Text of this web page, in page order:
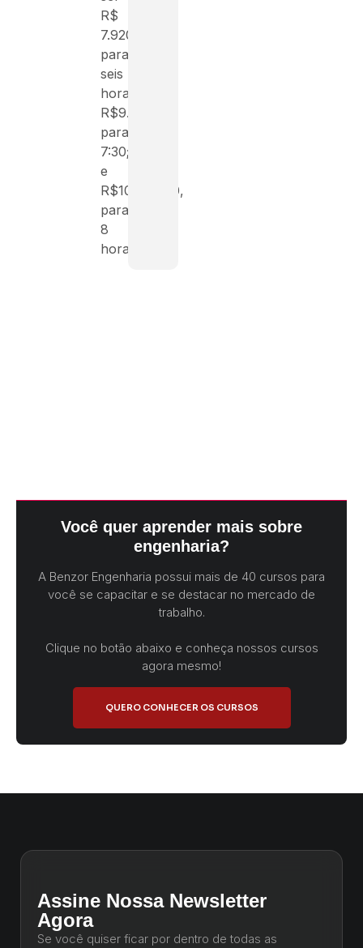
R$
7.920,00,
para
seis
horas;
R$9.090,00,
para
7:30;
e
R$10.908,00,
para
8
horas.
Você quer aprender mais sobre
engenharia?
A Benzor Engenharia possui mais de 40 cursos para
você se capacitar e se destacar no mercado de
trabalho.
Clique no botão abaixo e conheça nossos cursos
agora mesmo!
QUERO CONHECER OS CURSOS
Assine Nossa Newsletter
Agora
Se você quiser ficar por dentro de todas as